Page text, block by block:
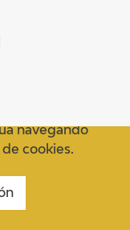
navegando
cookies.